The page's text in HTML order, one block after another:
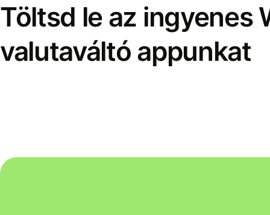
Töltsd le az ingyenes
valutaváltó appunkat